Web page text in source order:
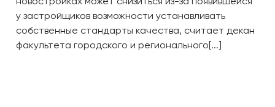
у застройщиков возможности устанавливать
собственные стандарты качества, считает декан
факультета городского и регионального[...]